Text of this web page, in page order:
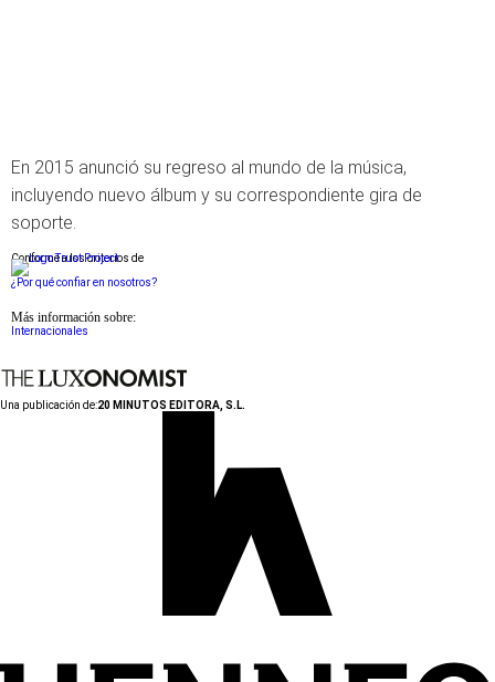
En 2015 anunció su regreso al mundo de la música,
incluyendo nuevo álbum y su correspondiente gira de
soporte.
Conforme a los criterios de
¿Por qué confiar en nosotros?
Más información sobre:
Internacionales
Una publicación de:20 MINUTOS EDITORA, S.L.